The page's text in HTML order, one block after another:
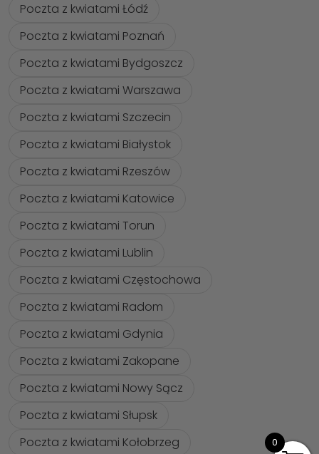
Poczta z kwiatami Łódź
Poczta z kwiatami Poznań
Poczta z kwiatami Bydgoszcz
Poczta z kwiatami Warszawa
Poczta z kwiatami Szczecin
Poczta z kwiatami Białystok
Poczta z kwiatami Rzeszów
Poczta z kwiatami Katowice
Poczta z kwiatami Torun
Poczta z kwiatami Lublin
Poczta z kwiatami Częstochowa
Poczta z kwiatami Radom
Poczta z kwiatami Gdynia
Poczta z kwiatami Zakopane
Poczta z kwiatami Nowy Sącz
Poczta z kwiatami Słupsk
Poczta z kwiatami Kołobrzeg
0